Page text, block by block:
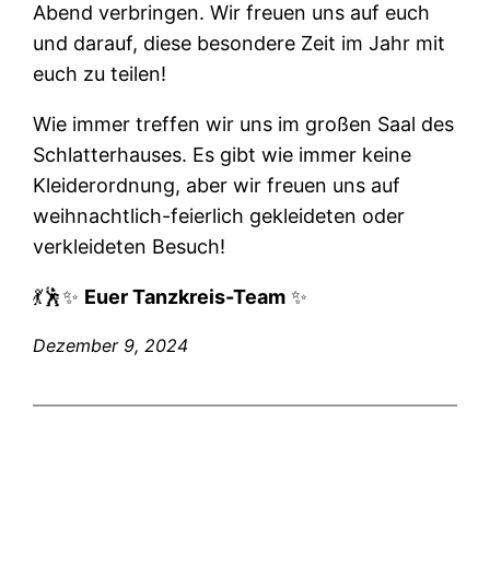
Abend verbringen. Wir freuen uns auf euch
und darauf, diese besondere Zeit im Jahr mit
euch zu teilen!
Wie immer treffen wir uns im großen Saal des
Schlatterhauses. Es gibt wie immer keine
Kleiderordnung, aber wir freuen uns auf
weihnachtlich-feierlich gekleideten oder
verkleideten Besuch!
💃🕺✨ Euer Tanzkreis-Team ✨
Dezember 9, 2024